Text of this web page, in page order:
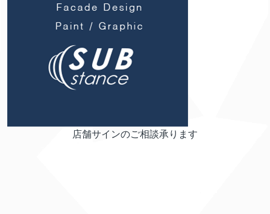
店舗サインのご相談承ります